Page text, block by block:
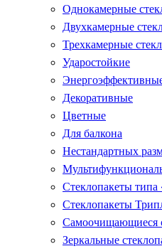
Однокамерные
Двухкамерные
Трехкамерные
Ударостойкие
Декоративные
Цветные
Для балкона
Нестандартных
Стеклопакеты
Стеклопакеты
Самоочищающиеся
Зеркальные